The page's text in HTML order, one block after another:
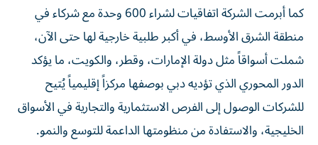
كما أبرمت الشركة اتفاقيات لشراء 600 وحدة مع شركاء في
منطقة الشرق الأوسط، في أكبر طلبية خارجية لها حتى الآن،
شملت أسواقاً مثل دولة الإمارات، وقطر، والكويت، ما يؤكد
الدور المحوري الذي تؤديه دبي بوصفها مركزاً إقليمياً يُتيح
للشركات الوصول إلى الفرص الاستثمارية والتجارية في الأسواق
الخليجية، والاستفادة من منظومتها الداعمة للتوسع والنمو.